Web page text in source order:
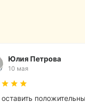
Юлия Петрова
10 мая